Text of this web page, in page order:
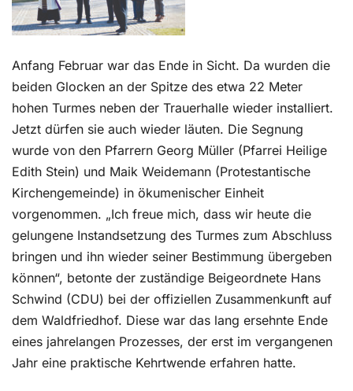
Anfang Februar war das Ende in Sicht. Da wurden die
beiden Glocken an der Spitze des etwa 22 Meter
hohen Turmes neben der Trauerhalle wieder installiert.
Jetzt dürfen sie auch wieder läuten. Die Segnung
wurde von den Pfarrern Georg Müller (Pfarrei Heilige
Edith Stein) und Maik Weidemann (Protestantische
Kirchengemeinde) in ökumenischer Einheit
vorgenommen. „Ich freue mich, dass wir heute die
gelungene Instandsetzung des Turmes zum Abschluss
bringen und ihn wieder seiner Bestimmung übergeben
können“, betonte der zuständige Beigeordnete Hans
Schwind (CDU) bei der offiziellen Zusammenkunft auf
dem Waldfriedhof. Diese war das lang ersehnte Ende
eines jahrelangen Prozesses, der erst im vergangenen
Jahr eine praktische Kehrtwende erfahren hatte.